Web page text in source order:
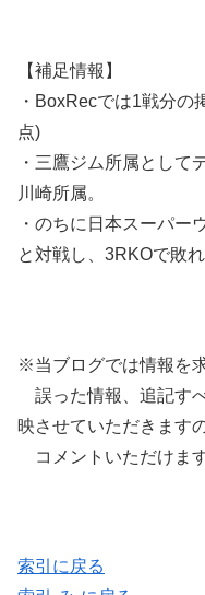
【補足情報】
・BoxRecでは1戦分の
点)
・三鷹ジム所属として
川崎所属。
・のちに日本スーパー
と対戦し、3RKOで敗れ
※当ブログでは情報を
誤った情報、追記す
映させていただきます
コメントいただけま
索引に戻る